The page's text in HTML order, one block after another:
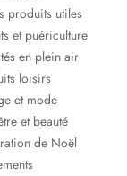
produits utiles
et puériculture
en plein air
loisirs
et mode
et beauté
de Noël